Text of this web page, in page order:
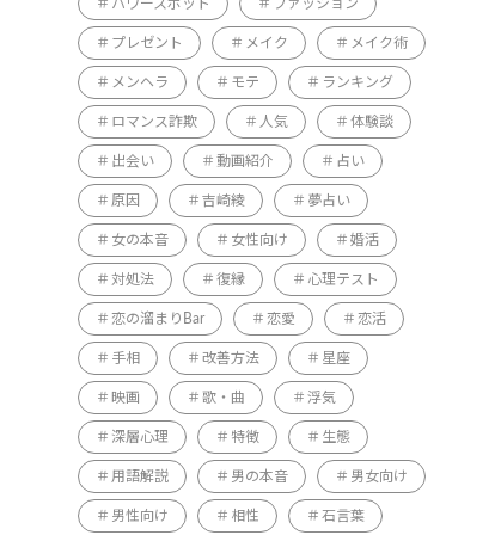
パワースポット ファッション
プレゼント メイク メイク術
メンヘラ モテ ランキング
ロマンス詐欺 人気 体験談
出会い 動画紹介 占い
原因 吉崎綾 夢占い
女の本音 女性向け 婚活
対処法 復縁 心理テスト
恋の溜まりBar 恋愛 恋活
手相 改善方法 星座
映画 歌・曲 浮気
深層心理 特徴 生態
用語解説 男の本音 男女向け
男性向け 相性 石言葉